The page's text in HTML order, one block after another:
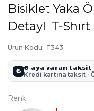
Bisiklet Yaka
Detaylı T-Shirt
Ürün Kodu: T343
₺ 6 aya varan
Kredi kartına taksit ·
Renk